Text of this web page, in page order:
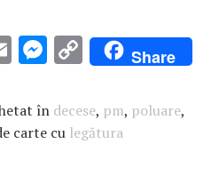
E
ai
l
M
se
n
C
o
p
y
Share
în decese, pm, poluare,
carte cu legătura